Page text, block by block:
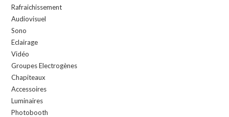
Rafraichissement
Audiovisuel
Sono
Eclairage
Vidéo
Groupes Electrogènes
Chapiteaux
Accessoires
Luminaires
Photobooth